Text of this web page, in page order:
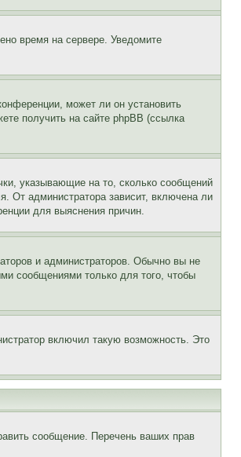
время на сервере. Уведомите
может ли он установить
получить на сайте phpBB (ссылка
указывающие на то, сколько сообщений
От администратора зависит, включена ли
для выяснения причин.
и администраторов. Обычно вы не
сообщениями только для того, чтобы
включил такую возможность. Это
сообщение. Перечень ваших прав